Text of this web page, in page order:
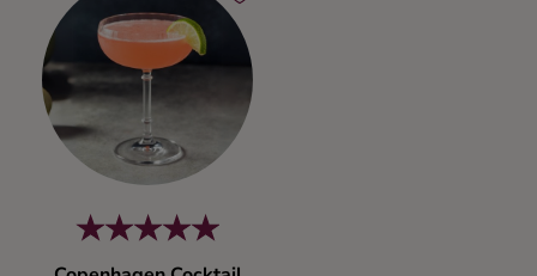
Gin
Kaffe
Konjak
Likör